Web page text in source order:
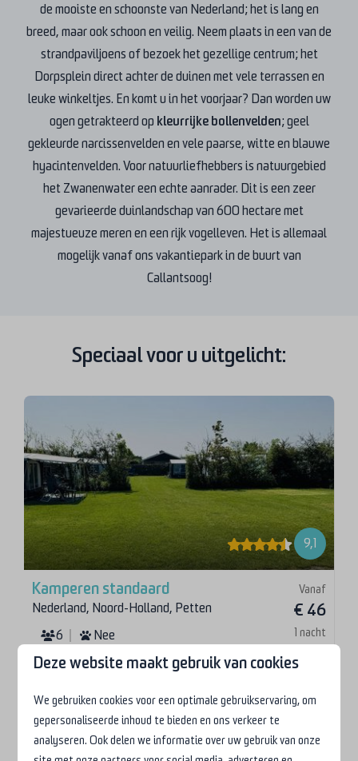
de mooiste en schoonste van Nederland; het is lang en
breed, maar ook schoon en veilig. Neem plaats in een van de
strandpaviljoens of bezoek het gezellige centrum; het
Dorpsplein direct achter de duinen met vele terrassen en
leuke winkeltjes. En komt u in het voorjaar? Dan worden uw
ogen getrakteerd op kleurrijke bollenvelden; geel
gekleurde narcissenvelden en vele paarse, witte en blauwe
hyacintenvelden. Voor natuurliefhebbers is natuurgebied
het Zwanenwater een echte aanrader. Dit is een zeer
gevarieerde duinlandschap van 600 hectare met
majestueuze meren en een rijk vogelleven. Het is allemaal
mogelijk vanaf ons vakantiepark in de buurt van
Callantsoog!
Speciaal voor u uitgelicht:
9,1
Vanaf
€ 46
1 nacht
Kamperen standaard
Nederland, Noord-Holland, Petten
6
Nee
Elektra 6 ampere (verhoging mogelijk)
Deze website maakt gebruik van cookies
We gebruiken cookies voor een optimale gebruikservaring, om
gepersonaliseerde inhoud te bieden en ons verkeer te
analyseren. Ook delen we informatie over uw gebruik van onze